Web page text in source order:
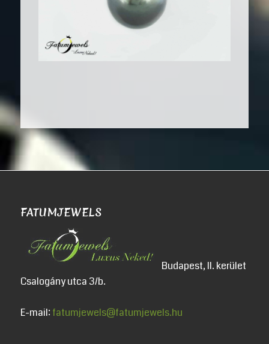
FATUMJEWELS
Budapest, II. kerület
Csalogány utca 3/b.
E-mail: fatumjewels@fatumjewels.hu